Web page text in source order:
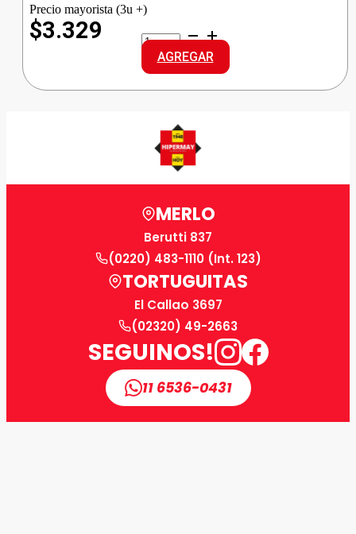
Precio mayorista (3u +)
$3.329
COMFORT
SUAVIZ.
CLASSIC
cantidad
AGREGAR
MERLO
Berutti 837
(0220) 483-1110 (Int. 123)
TORTUGUITAS
El Callao 3697
(02320) 49-2663
SEGUINOS!
11 6536-0431